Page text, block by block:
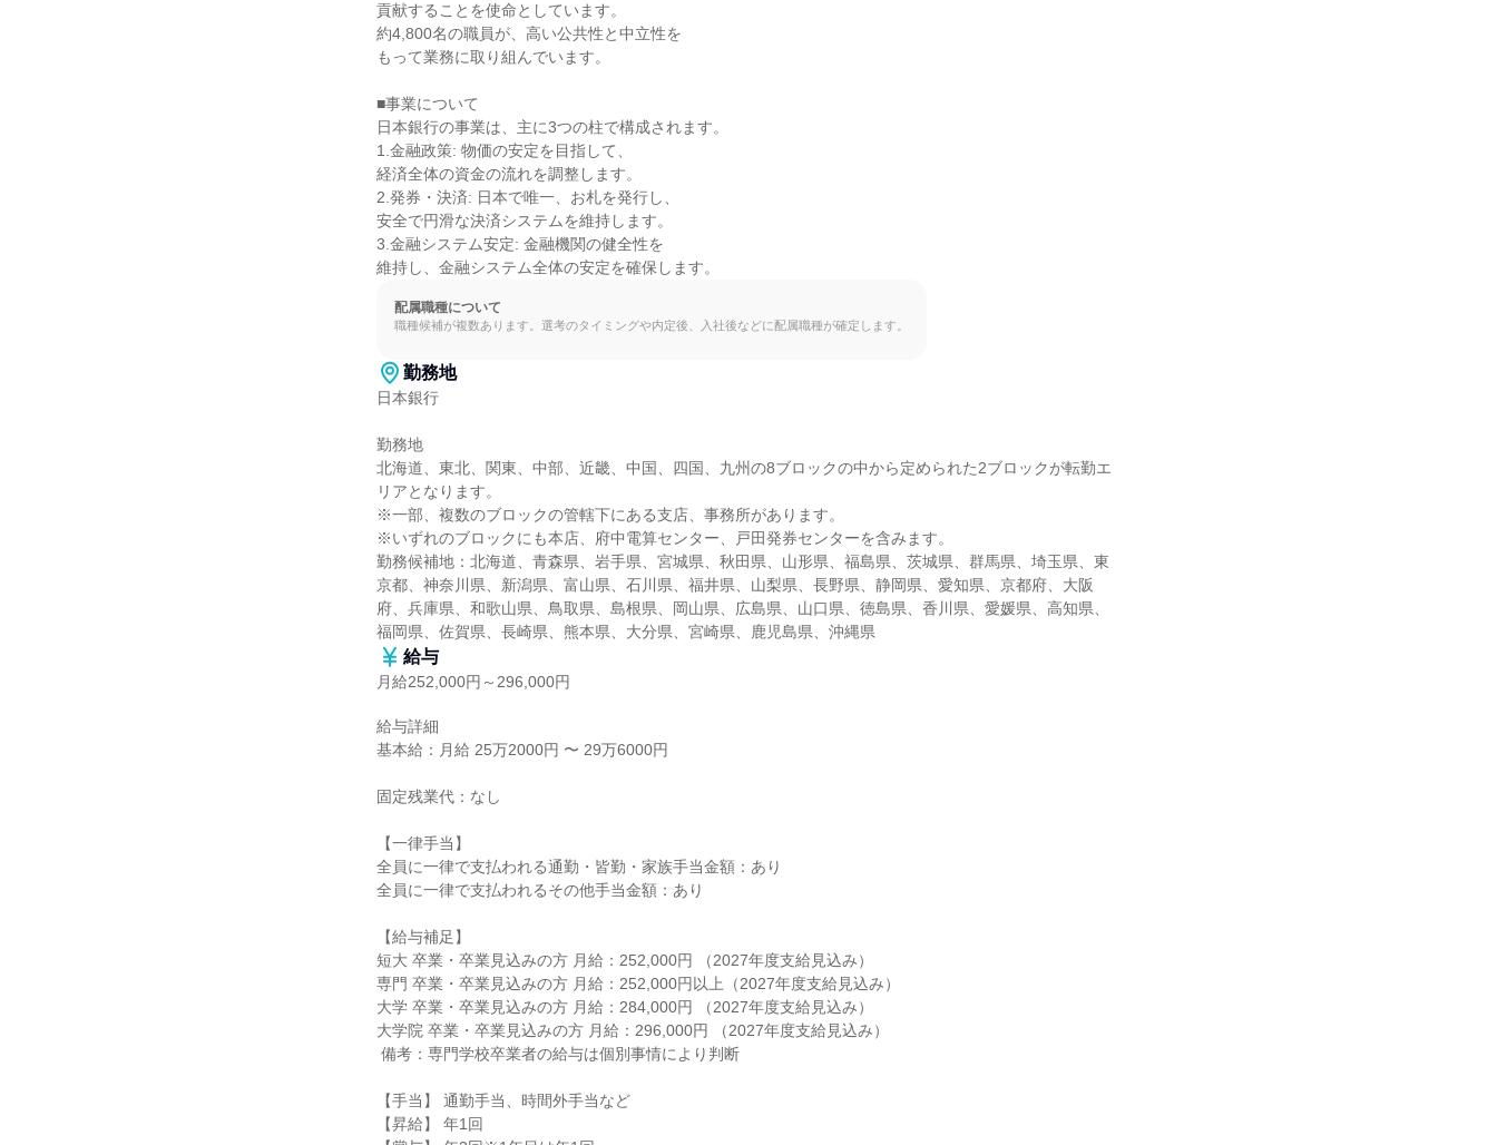
貢献することを使命としています。
約4,800名の職員が、高い公共性と中立性を
もって業務に取り組んでいます。
■事業について
日本銀行の事業は、主に3つの柱で構成されます。
1.金融政策: 物価の安定を目指して、
経済全体の資金の流れを調整します。
2.発券・決済: 日本で唯一、お札を発行し、
安全で円滑な決済システムを維持します。
3.金融システム安定: 金融機関の健全性を
維持し、金融システム全体の安定を確保します。
配属職種について
職種候補が複数あります。選考のタイミングや内定後、入社後などに配属職種が確定します。
勤務地
日本銀行
勤務地
北海道、東北、関東、中部、近畿、中国、四国、九州の8ブロックの中から定められた2ブロックが転勤エ
リアとなります。
※一部、複数のブロックの管轄下にある支店、事務所があります。
※いずれのブロックにも本店、府中電算センター、戸田発券センターを含みます。
勤務候補地：北海道、青森県、岩手県、宮城県、秋田県、山形県、福島県、茨城県、群馬県、埼玉県、東
京都、神奈川県、新潟県、富山県、石川県、福井県、山梨県、長野県、静岡県、愛知県、京都府、大阪
府、兵庫県、和歌山県、鳥取県、島根県、岡山県、広島県、山口県、徳島県、香川県、愛媛県、高知県、
福岡県、佐賀県、長崎県、熊本県、大分県、宮崎県、鹿児島県、沖縄県
給与
月給252,000円～296,000円
給与詳細
基本給：月給 25万2000円 〜 29万6000円
固定残業代：なし
【一律手当】
全員に一律で支払われる通勤・皆勤・家族手当金額：あり
全員に一律で支払われるその他手当金額：あり
【給与補足】
短大 卒業・卒業見込みの方 月給：252,000円 （2027年度支給見込み）
専門 卒業・卒業見込みの方 月給：252,000円以上（2027年度支給見込み）
大学 卒業・卒業見込みの方 月給：284,000円 （2027年度支給見込み）
大学院 卒業・卒業見込みの方 月給：296,000円 （2027年度支給見込み）
【手当】 通勤手当、時間外手当など
【昇給】 年1回